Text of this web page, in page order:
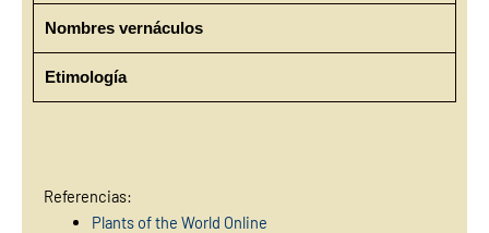
Nombres vernáculos
Etimología
Referencias:
Plants of the World Online